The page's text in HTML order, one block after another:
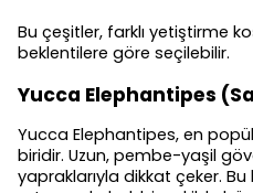
Bu çeşitler, farklı yetiştirme
beklentilere göre seçilebilir.
Yucca Elephantipes
Yucca Elephantipes, en
biridir. Uzun, pembe-yaşil
yapraklarıyla dikkat çeker.